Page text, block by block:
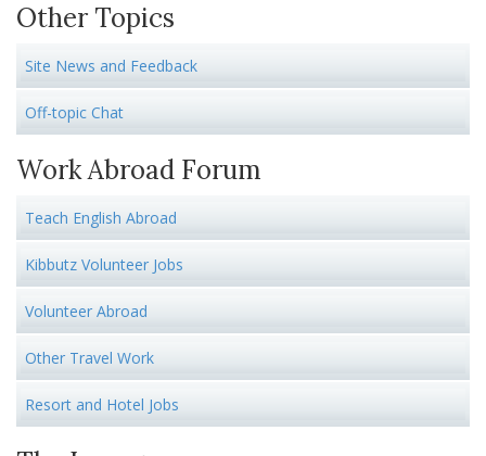
Other Topics
Site News and Feedback
Off-topic Chat
Work Abroad Forum
Teach English Abroad
Kibbutz Volunteer Jobs
Volunteer Abroad
Other Travel Work
Resort and Hotel Jobs